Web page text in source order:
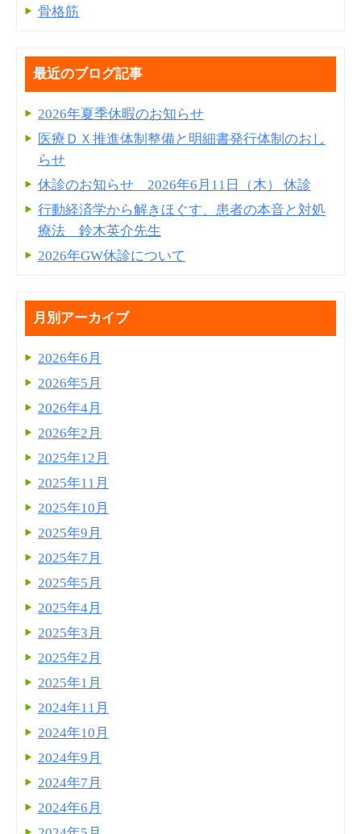
骨格筋
最近のブログ記事
2026年夏季休暇のお知らせ
医療ＤＸ推進体制整備と明細書発⾏体制のおし
らせ
休診のお知らせ 2026年6月11日（木） 休診
行動経済学から解きほぐす、患者の本音と対処
療法 鈴木英介先生
2026年GW休診について
月別アーカイブ
2026年6月
2026年5月
2026年4月
2026年2月
2025年12月
2025年11月
2025年10月
2025年9月
2025年7月
2025年5月
2025年4月
2025年3月
2025年2月
2025年1月
2024年11月
2024年10月
2024年9月
2024年7月
2024年6月